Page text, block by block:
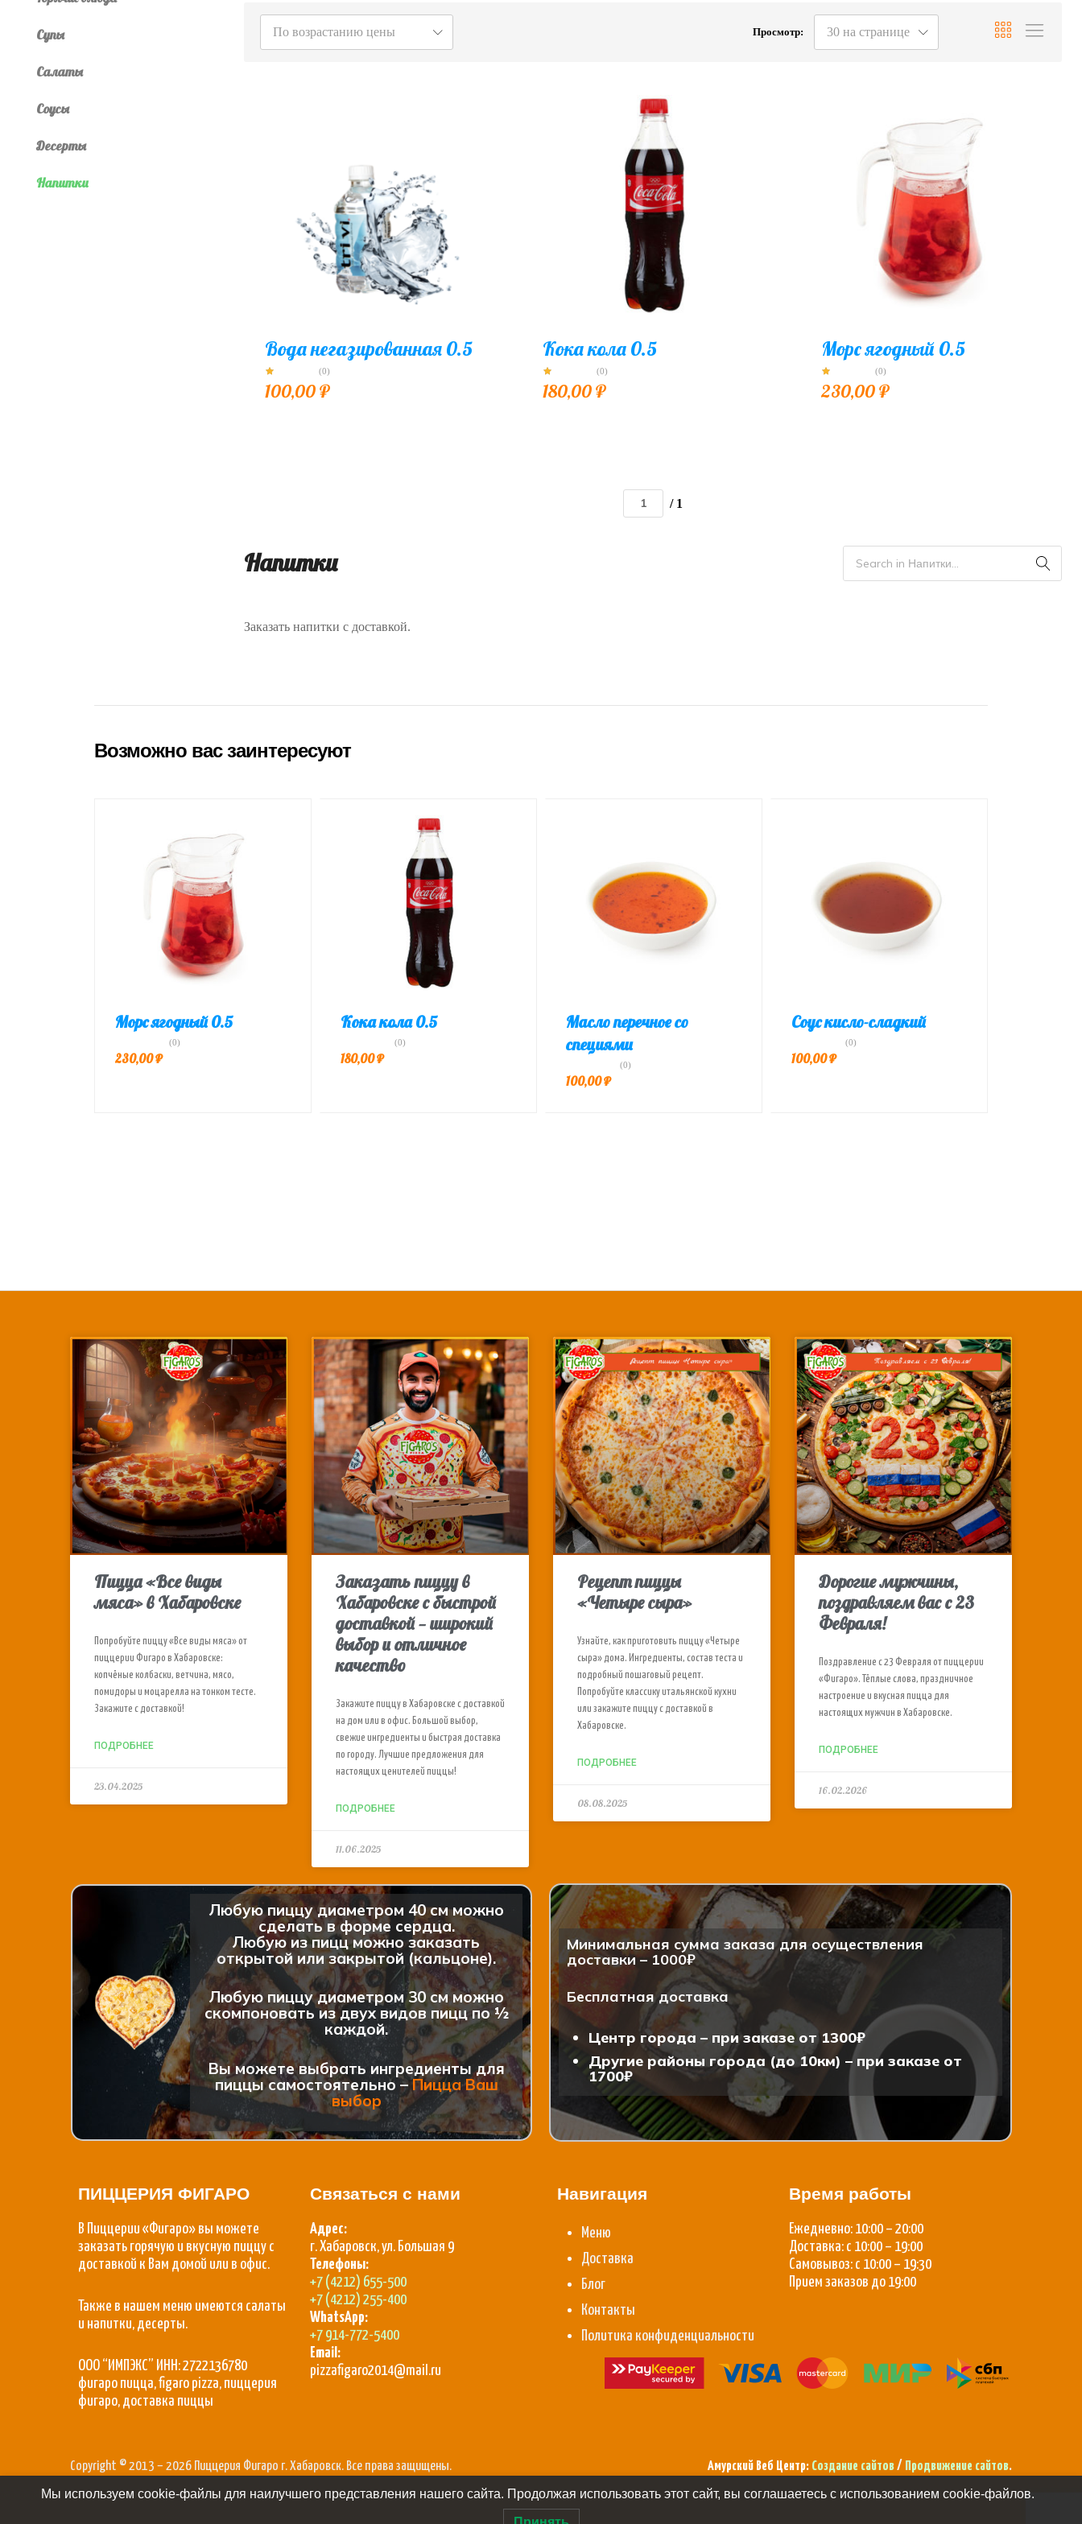
Супы
Салаты
Соусы
Десерты
Напитки
Просмотр: 30 на странице
По возрастанию цены
Вода негазированная 0.5
(0)
100,00₽
Кока кола 0.5
(0)
180,00₽
Морс ягодный 0.5
(0)
230,00₽
/ 1
Напитки
Заказать напитки с доставкой.
Возможно вас заинтересуют
Морс ягодный 0.5
(0)
230,00₽
Кока кола 0.5
(0)
180,00₽
Масло перечное со
специями
(0)
100,00₽
Соус кисло-сладкий
(0)
100,00₽
Пицца «Все виды
мяса» в Хабаровске
Попробуйте пиццу «Все виды мяса» от
пиццерии Фигаро в Хабаровске:
копчёные колбаски, ветчина, мясо,
помидоры и моцарелла на тонком тесте.
Закажите с доставкой!
ПОДРОБНЕЕ
23.04.2025
Заказать пиццу в
Хабаровске с быстрой
доставкой — широкий
выбор и отличное
качество
Закажите пиццу в Хабаровске с доставкой
на дом или в офис. Большой выбор,
свежие ингредиенты и быстрая доставка
по городу. Лучшие предложения для
настоящих ценителей пиццы!
ПОДРОБНЕЕ
11.06.2025
Рецепт пиццы
«Четыре сыра»
Узнайте, как приготовить пиццу «Четыре
сыра» дома. Ингредиенты, состав теста и
подробный пошаговый рецепт.
Попробуйте классику итальянской кухни
или закажите пиццу с доставкой в
Хабаровске.
ПОДРОБНЕЕ
08.08.2025
Дорогие мужчины,
поздравляем вас с 23
Февраля!
Поздравление с 23 Февраля от пиццерии
«Фигаро». Тёплые слова, праздничное
настроение и вкусная пицца для
настоящих мужчин в Хабаровске.
ПОДРОБНЕЕ
16.02.2026
Любую пиццу диаметром 40 см можно
сделать в форме сердца.
Любую из пицц можно заказать
открытой или закрытой (кальцоне).
Любую пиццу диаметром 30 см можно
скомпоновать из двух видов пицц по ½
каждой.
Вы можете выбрать ингредиенты для
пиццы самостоятельно –Пицца Ваш
выбор
Минимальная сумма заказа для осуществления
доставки – 1000₽
Бесплатная доставка
Центр города – при заказе от 1300₽
Другие районы города (до 10км) – при заказе от
1700₽
ПИЦЦЕРИЯ ФИГАРО
В Пиццерии «Фигаро» вы можете
заказать горячую и вкусную пиццу с
доставкой к Вам домой или в офис.
Также в нашем меню имеются салаты
и напитки, десерты.
ООО “ИМПЭКС” ИНН: 2722136780
фигаро пицца, figaro pizza, пиццерия
фигаро, доставка пиццы
Связаться с нами
Адрес:
г. Хабаровск, ул. Большая 9
Телефоны:
+7 (4212) 655-500
+7 (4212) 255-400
WhatsApp:
+7 914-772-5400
Email:
pizzafigaro2014@mail.ru
Навигация
Меню
Доставка
Блог
Контакты
Политика конфиденциальности
Время работы
Ежедневно: 10:00 – 20:00
Доставка: с 10:00 – 19:00
Самовывоз: с 10:00 – 19:30
Прием заказов до 19:00
Copyright © 2013 – 2026 Пиццерия Фигаро г. Хабаровск. Все права защищены. Амурский Веб Центр: Создание сайтов/ Продвижение сайтов.
Мы используем cookie-файлы для наилучшего представления нашего сайта. Продолжая использовать этот сайт, вы соглашаетесь с использованием cookie-файлов.